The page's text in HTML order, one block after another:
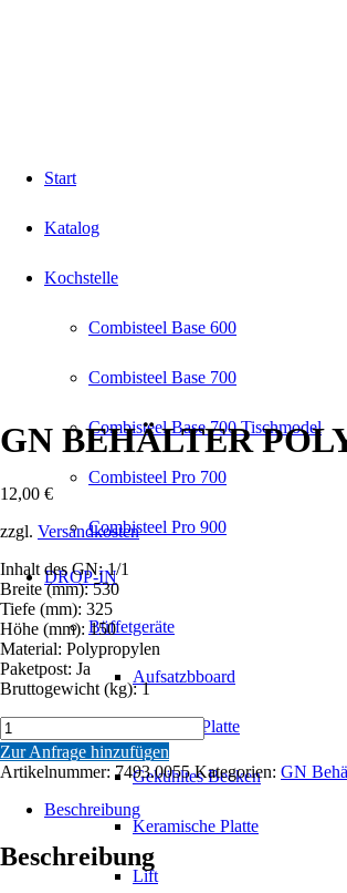
Start
Katalog
Kochstelle
Combisteel Base 600
Combisteel Base 700
Combisteel Base 700 Tischmodel
Combisteel Pro 700
Combisteel Pro 900
DROP-IN
Büffetgeräte
Aufsatzbboard
Gekühlte Platte
Gekühltes Becken
Keramische Platte
Lift
GN BEHÄLTER
12,00 €
zzgl. Versandkosten
Inhalt des GN: 1/1
Breite (mm): 530
Tiefe (mm): 325
Höhe (mm): 150
Material: Polypropylen
Paketpost: Ja
Bruttogewicht (kg): 1
GN
BEHÄLTER
POLYPROPYLEN
150M
Zur Anfrage hinzufügen
Artikelnummer: 7493.0055 Kategorien: GN
Beschreibung
Beschreibung